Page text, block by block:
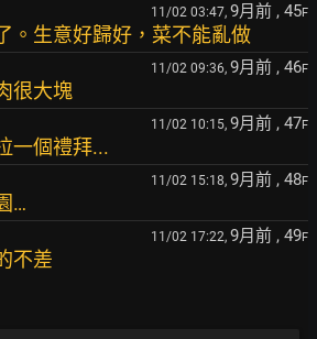
11/02 03:47, 9月前 , 45F
。生意好歸好，菜不能亂做
11/02 09:36, 9月前 , 46F
很大塊
11/02 10:15, 9月前 , 47F
一個禮拜...
11/02 15:18, 9月前 , 48F
…
11/02 17:22, 9月前 , 49F
不差